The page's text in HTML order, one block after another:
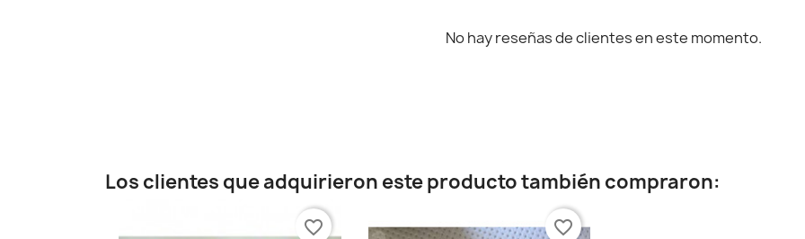
No hay reseñas de clientes en este momento.
Los clientes que adquirieron este producto también compraron:
favorite_border favorite_border